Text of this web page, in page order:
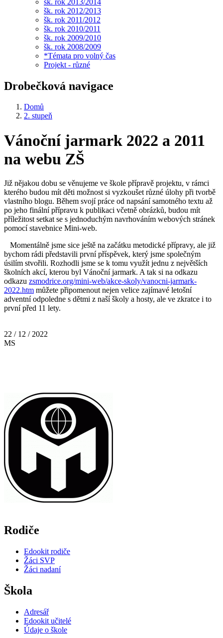
šk. rok 2012/2013
šk. rok 2011/2012
šk. rok 2010/2011
šk. rok 2009/2010
šk. rok 2008/2009
*Témata pro volný čas
Projekt - různé
Drobečková navigace
Domů
2. stupeň
Vánoční jarmark 2022 a 2011
na webu ZŠ
Již nějakou dobu se věnujeme ve škole přípravě projektu, v rámci
kterého budou mít děti možnost si vyzkoušet různé úlohy při tvorbě
vlastního blogu. Během svojí práce od napsání samotného textu až
po jeho finální přípravu k publikaci včetně obrázků, budou mít
příležitost setkat se s jednoduchým navrhováním webových stránek
pomocí stavebnice Mini-web.
Momentálně jsme sice ještě na začátku metodické přípravy, ale již
bychom rádi představili první příspěvek, který jsme společným
úsilím stvořili. Rozhodli jsme se k tomu využít jednu z největších
školních akcí, kterou byl Vánoční jarmark. A tak si na odkazu
odkazu zsmodrice.org/mini-web/akce-skoly/vanocni-jarmark-
2022.htm můžete připomenout nejen velice zajímavé letošní
adventní odpoledne s dětmi z naší školy a hosty, ale ve zkratce i to
první před 11 lety.
22 / 12 / 2022
MS
Rodiče
Edookit rodiče
Žáci SVP
Žáci nadaní
Škola
Adresář
Edookit učitelé
Údaje o škole